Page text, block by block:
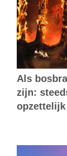
Als
zijn:
opzettelijk